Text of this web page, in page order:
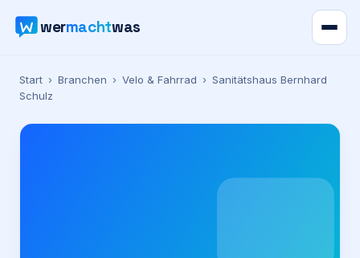
wermachtwas
Verzeichnis
Karte
Start › Branchen › Velo & Fahrrad › Sanitätshaus Bernhard
Schulz